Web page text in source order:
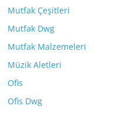
Mutfak Çeşitleri
Mutfak Dwg
Mutfak Malzemeleri
Müzik Aletleri
Ofis
Ofis Dwg